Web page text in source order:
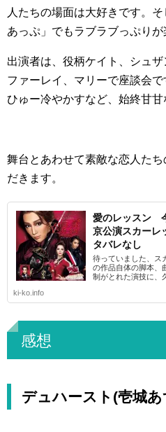
人たちの場面は大好きです。
あっぷ」でもラブラブっぷりが
出演者は、役柄ケイト、シュザ
ファーレイ、マリーで座談会
ひゅー冷やかすなど、始終甘甘
舞台とあわせて素敵な恋人た
だきます。
愛のレッスン
京公演スカー
タバレなし
待っていました、ス
の作品自体の脚本、
制がとれた演技に、
ki-ko.info
感想
デュハースト(壱城あ